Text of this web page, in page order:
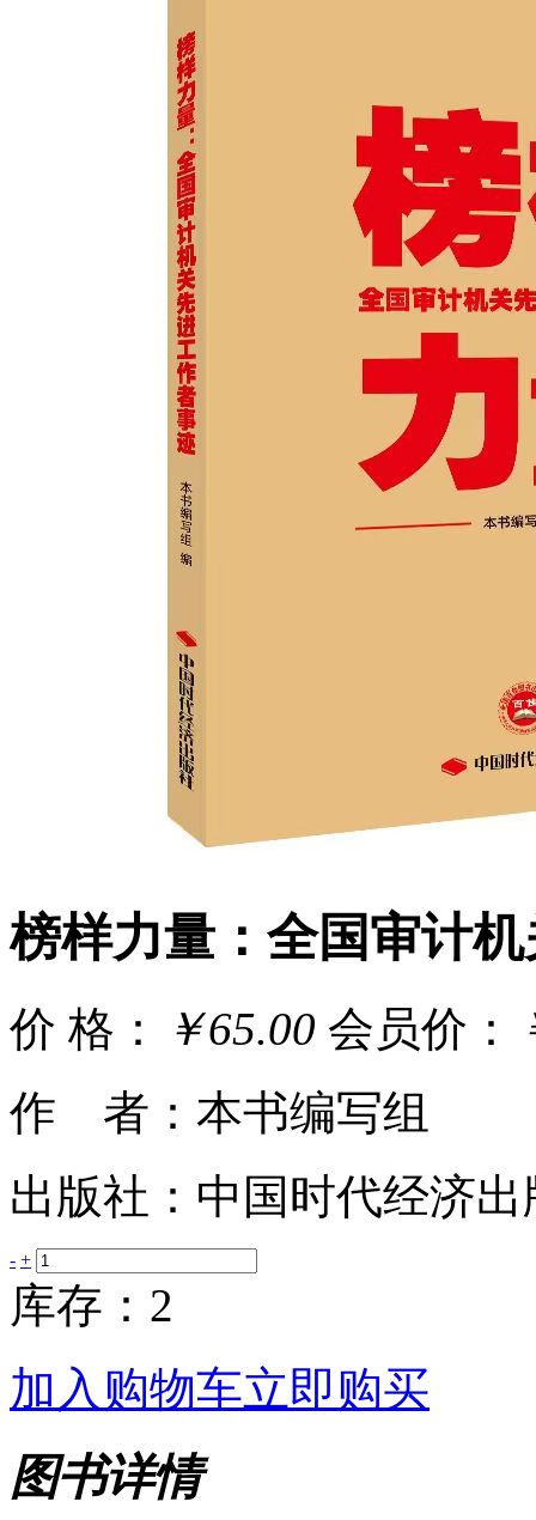
榜样力量：全国审计
价 格： ￥65.00 会员价：
作 者：本书编写组
出版社：中国时代经济出
- +
库存：2
加入购物车立即购买
图书详情